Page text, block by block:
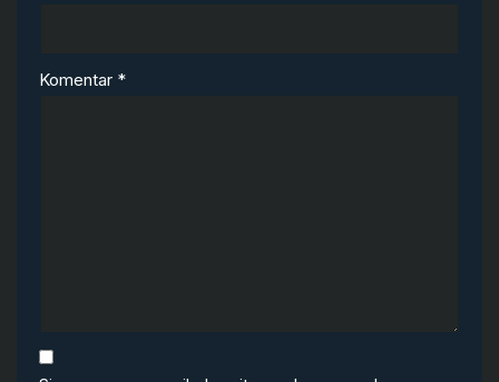
Komentar *